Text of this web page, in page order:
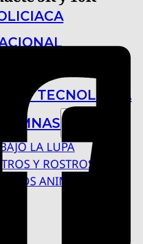
Y TECNOLOGÍA
BAJO LA LUPA
Y ROSTROS
ANIMALES